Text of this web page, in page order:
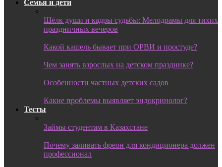
Семья и дети
Шёлк души и кадры судьбы: Мелодрамы для тихих
праздничных вечеров
Какой кашель бывает при ОРВИ и простуде?
Чем занять взрослых на детском празднике?
Особенности частных детских садов
Какие проблемы выявляет эндокринолог?
Тесты
Займы студентам в Казахстане
Почему заливать фреон для кондиционера должен
профессионал